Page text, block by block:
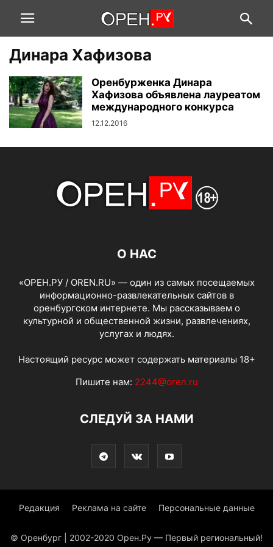
Динара Хафизова
Оренбурженка Динара
Хафизова объявлена лауреатом
международного конкурса
12.12.2016
О НАС
«ОРЕН.РУ / OREN.RU» — один из самых посещаемых
информационно-развлекательных сайтов в
оренбургском интернете. Мы рассказываем о
культурной и общественной жизни, развлечениях,
услугах и людях.
Настоящий ресурс может содержать материалы 18+
Пишите нам: 2244@oren.ru
СЛЕДУЙ ЗА НАМИ
Редакция Реклама на сайте Персональные данные
© Оренбург | 2002-2020 Орен.Ру — Первый региональный!